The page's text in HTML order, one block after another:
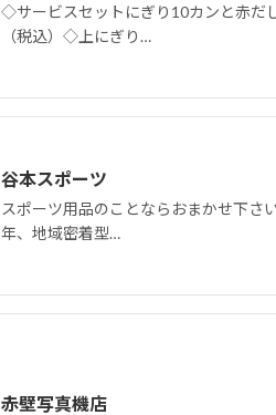
◇サービスセットにぎり10カンと赤
（税込）◇上にぎり…
谷本スポーツ
スポーツ用品のことならおまかせ下さ
年、地域密着型…
赤壁写真機店